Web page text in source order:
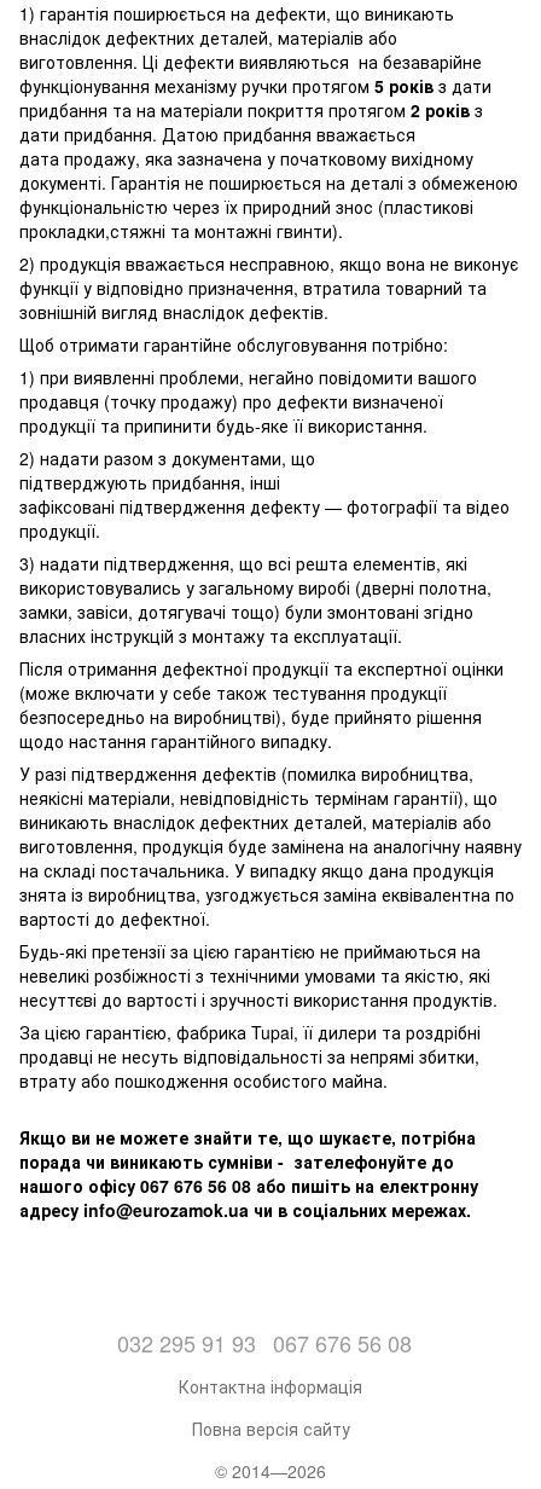
1) гарантія поширюється на дефекти, що виникають
внаслідок дефектних деталей, матеріалів або
виготовлення. Ці дефекти виявляються на безаварійне
функціонування механізму ручки протягом 5 років з дати
придбання та на матеріали покриття протягом 2 років з
дати придбання. Датою придбання вважається
дата продажу, яка зазначена у початковому вихідному
документі. Гарантія не поширюється на деталі з обмеженою
функціональністю через їх природний знос (пластикові
прокладки,стяжні та монтажні гвинти).
2) продукція вважається несправною, якщо вона не виконує
функції у відповідно призначення, втратила товарний та
зовнішній вигляд внаслідок дефектів.
Щоб отримати гарантійне обслуговування потрібно:
1) при виявленні проблеми, негайно повідомити вашого
продавця (точку продажу) про дефекти визначеної
продукції та припинити будь-яке її використання.
2) надати разом з документами, що
підтверджують придбання, інші
зафіксовані підтвердження дефекту — фотографії та відео
продукції.
3) надати підтвердження, що всі решта елементів, які
використовувались у загальному виробі (дверні полотна,
замки, завіси, дотягувачі тощо) були змонтовані згідно
власних інструкцій з монтажу та експлуатації.
Після отримання дефектної продукції та експертної оцінки
(може включати у себе також тестування продукції
безпосередньо на виробництві), буде прийнято рішення
щодо настання гарантійного випадку.
У разі підтвердження дефектів (помилка виробництва,
неякісні матеріали, невідповідність термінам гарантії), що
виникають внаслідок дефектних деталей, матеріалів або
виготовлення, продукція буде замінена на аналогічну наявну
на складі постачальника. У випадку якщо дана продукція
знята із виробництва, узгоджується заміна еквівалентна по
вартості до дефектної.
Будь-які претензії за цією гарантією не приймаються на
невеликі розбіжності з технічними умовами та якістю, які
несуттєві до вартості і зручності використання продуктів.
За цією гарантією, фабрика Tupai, її дилери та роздрібні
продавці не несуть відповідальності за непрямі збитки,
втрату або пошкодження особистого майна.
Якщо ви не можете знайти те, що шукаєте, потрібна
порада чи виникають сумніви - зателефонуйте до
нашого офісу 067 676 56 08 або пишіть на електронну
адресу info@eurozamok.ua чи в соціальних мережах.
032 295 91 93 067 676 56 08
Контактна інформація
Повна версія сайту
© 2014—2026